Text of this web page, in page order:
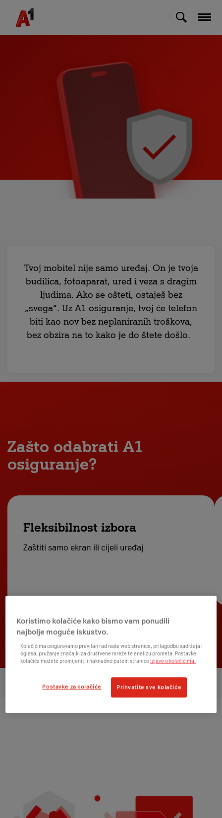
Skip to Main Content
Tvoj mobitel nije samo uređaj. On je tvoja
budilica, fotoaparat, ured i veza s dragim
ljudima. Ako se ošteti, ostaješ bez
„svega“. Uz A1 osiguranje, tvoj će telefon
biti kao nov bez neplaniranih troškova,
bez obzira na to kako je do štete došlo.
Zašto odabrati A1
osiguranje?
Fleksibilnost izbora
Zaštiti samo ekran ili cijeli uređaj
Osiguranje ekrana Osiguranje uređaja
Koristimo kolačiće kako bismo vam ponudili
najbolje moguće iskustvo.
Kolačićima osiguravamo pravilan rad naše web stranice, prilagodbu sadržaja i
oglasa, pružanje značajki za društvene mreže te analizu prometa. Postavke
kolačića možete promijeniti i naknadno putem stranice Izjave o kolačićima.
Postavke za kolačiće Prihvatite sve kolačiće